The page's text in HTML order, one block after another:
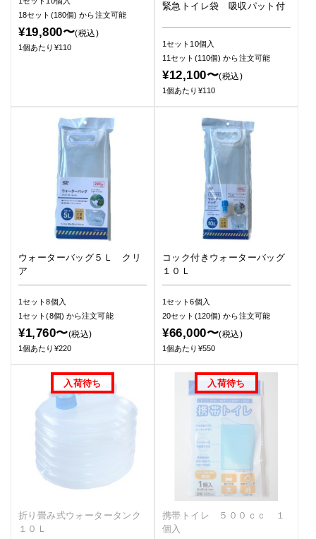
18セット(180個)から注文可能
¥19,800〜(税込)
1個あたり¥110
緊急トイレ袋 吸収パット付
1セット10個入
11セット(110個)から注文可能
¥12,100〜(税込)
1個あたり¥110
ウォーターバッグ５Ｌ クリ
ア
1セット8個入
1セット(8個) から注文可能
¥1,760〜(税込)
1個あたり¥220
コック付きウォーターバッグ
１０Ｌ
1セット6個入
20セット(120個)から注文可能
¥66,000〜(税込)
1個あたり¥550
折り畳み式ウォータータンク
１０Ｌ
携帯トイレ ５００ｃｃ １
個入